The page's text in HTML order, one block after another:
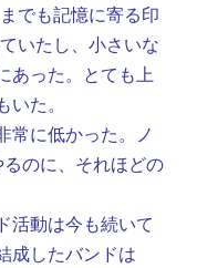
でも記憶に寄る印
いたし、小さいな
あった。とても上
た。
常に低かった。ノ
のに、それほどの
活動は今も続いて
成したバンドは